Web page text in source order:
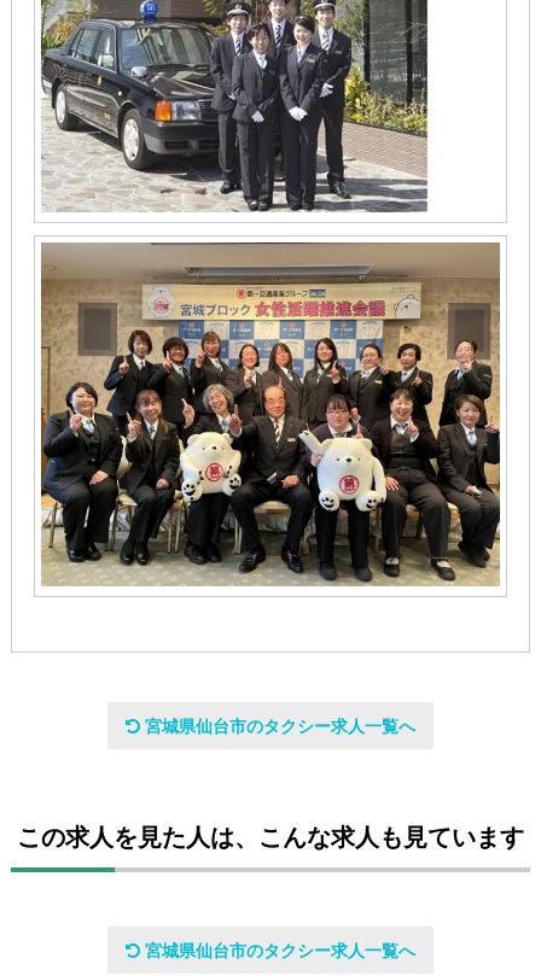
会社名
宮城県仙台市太白区西中田一丁目3番1号
宮城県仙台市のタクシー求人一覧へ
この求人を見た人は、こんな求人も見ています
宮城県仙台市のタクシー求人一覧へ